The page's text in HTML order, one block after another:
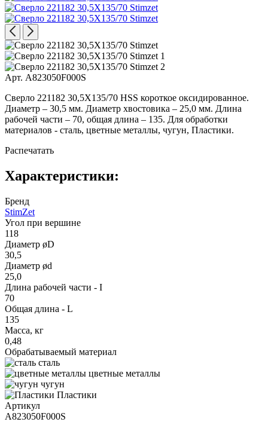
Арт. A823050F000S
Сверло 221182 30,5X135/70 HSS короткое оксидированное.
Диаметр – 30,5 мм. Диаметр хвостовика – 25,0 мм. Длина
рабочей части – 70, общая длина – 135. Для обработки
материалов - сталь, цветные металлы, чугун, Пластики.
Распечатать
Характеристики:
Бренд
StimZet
Угол при вершине
118
Диаметр øD
30,5
Диаметр ød
25,0
Длина рабочей части - I
70
Общая длина - L
135
Масса, кг
0,48
Обрабатываемый материал
сталь
цветные металлы
чугун
Пластики
Артикул
A823050F000S